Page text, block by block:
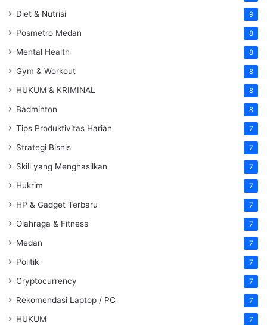
Diet & Nutrisi 9
Posmetro Medan 8
Mental Health 8
Gym & Workout 8
HUKUM & KRIMINAL 8
Badminton 8
Tips Produktivitas Harian 7
Strategi Bisnis 7
Skill yang Menghasilkan 7
Hukrim 7
HP & Gadget Terbaru 7
Olahraga & Fitness 7
Medan 7
Politik 7
Cryptocurrency 7
Rekomendasi Laptop / PC 7
HUKUM 7